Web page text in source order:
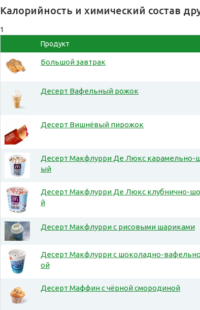
Калорийность и химический состав
1
Продукт
Большой завтрак
Десерт Вафельный рожок
Десерт Вишнёвый пирожок
Десерт Макфлурри Де Люкс карамельно-
ый
Десерт Макфлурри Де Люкс клубнично-
й
Десерт Макфлурри с рисовыми шариками
Десерт Макфлурри с шоколадно-
ой
Десерт Маффин с чёрной смородиной